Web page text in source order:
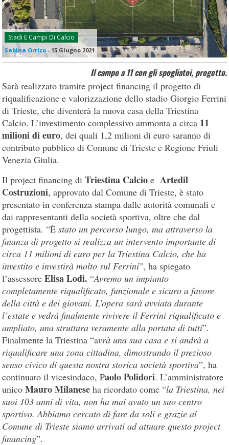
Stadi E Campi Di Calcio
Sabina Orrico - 15 Giugno 2021
Il campo a 11 con gli spogliatoi, progetto.
Sarà realizzato tramite project financing il progetto di
riqualificazione e valorizzazione dello stadio Giorgio Ferrini
di Trieste, che diventerà la nuova casa della Triestina
Calcio. L’investimento complessivo ammonta a circa 11
milioni di euro, dei quali 1,2 milioni di euro saranno di
contributo pubblico di Comune di Trieste e Regione Friuli
Venezia Giulia.
Il project financing diTriestina Calcioe Artedil
Costruzioni, approvato dal Comune di Trieste, è stato
presentato in conferenza stampa dalle autorità comunali e
dai rappresentanti della società sportiva, oltre che dal
progettista. “È stato un percorso lungo, ma attraverso la
finanza di progetto si realizza un intervento importante di
circa 11 milioni di euro per la Triestina Calcio, che ha
investito e investirà molto sul Ferrini”, ha spiegato
l’assessoreElisa Lodi. “Avremo un impianto
completamente riqualificato, funzionale e sicuro a favore
della città e dei giovani. L’opera sarà avviata durante
l’estate e vedrà finalmente rivivere il Ferrini riqualificato e
ampliato, una struttura veramente alla portata di tutti”.
Finalmente la Triestina “avrà una sua casa e si andrà a
riqualificare una zona cittadina, dimostrando il prezioso
senso civico di questa nostra storica società sportiva”, ha
continuato il vicesindaco, Paolo Polidori. L’amministratore
unicoMauro Milanese ha ricordato come “la Triestina, nei
suoi 103 anni di vita, non ha mai avuto un suo centro
sportivo. Abbiamo cercato di fare da soli e grazie al
Comune di Trieste siamo arrivati ad attuare questo project
financing”.